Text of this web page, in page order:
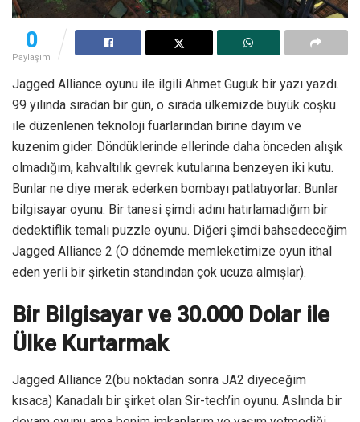
0
Paylaşım
Jagged Alliance oyunu ile ilgili Ahmet Guguk bir yazı yazdı.
99 yılında sıradan bir gün, o sırada ülkemizde büyük coşku
ile düzenlenen teknoloji fuarlarından birine dayım ve
kuzenim gider. Döndüklerinde ellerinde daha önceden alışık
olmadığım, kahvaltılık gevrek kutularına benzeyen iki kutu.
Bunlar ne diye merak ederken bombayı patlatıyorlar: Bunlar
bilgisayar oyunu. Bir tanesi şimdi adını hatırlamadığım bir
dedektiflik temalı puzzle oyunu. Diğeri şimdi bahsedeceğim
Jagged Alliance 2 (O dönemde memleketimize oyun ithal
eden yerli bir şirketin standından çok ucuza almışlar).
Bir Bilgisayar ve 30.000 Dolar ile
Ülke Kurtarmak
Jagged Alliance 2(bu noktadan sonra JA2 diyeceğim
kısaca) Kanadalı bir şirket olan Sir-tech’in oyunu. Aslında bir